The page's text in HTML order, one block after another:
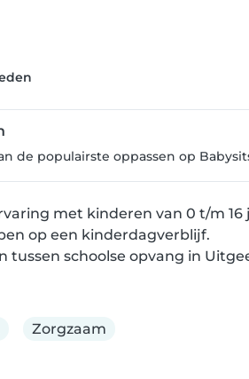
de populairste oppassen op
met kinderen van 0 t/m
op een kinderdagverblijf.
tussen schoolse opvang in
Zorgzaam